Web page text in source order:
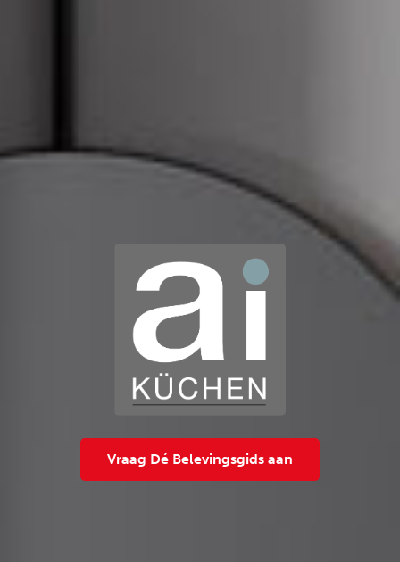
Vraag Dé Belevingsgids aan